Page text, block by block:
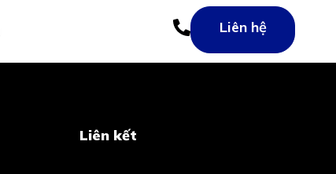
Liên hệ
Liên kết